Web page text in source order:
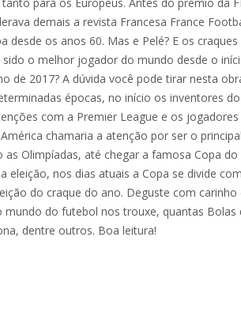
demais a revista Francesa France
desde os anos 60. Mas e Pelé? E os
sido o melhor jogador do mundo desde o
de 2017? A dúvida você pode tirar nesta
épocas, no início os inventores
com a Premier League e os jogadores
chamaria a atenção por ser o
as Olimpíadas, até chegar a famosa Copa
eleição, nos dias atuais a Copa se divide
do craque do ano. Deguste com carinho
mundo do futebol nos trouxe, quantas Bolas
dentre outros. Boa leitura!